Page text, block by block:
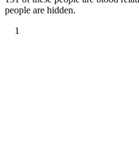
people are hidden.
1